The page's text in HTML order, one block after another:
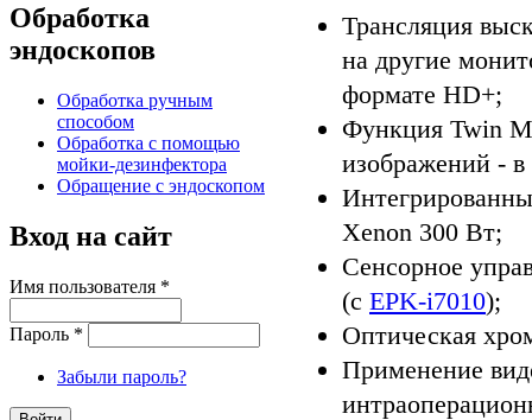
Трансляция
на другие
формате HD+;
Функция Twin
изображений - в
Xenon 300 Вт;
Сенсорное
(с EPK‑i7010);
Оптическая
Применение
Обработка
эндоскопов
Обработка ручным
способом
Обработка с помощью
мойки-дезинфектора
Обращение с эндоскопом
Вход на сайт
Имя пользователя *
Пароль *
Забыли пароль?